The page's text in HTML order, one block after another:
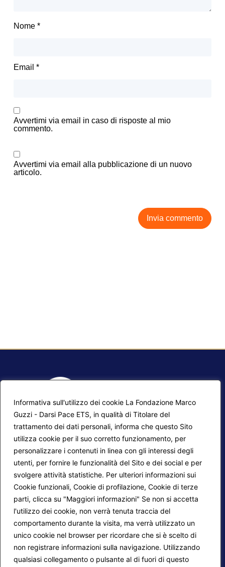
Informativa sull'utilizzo dei cookie La Fondazione Marco
Guzzi - Darsi Pace ETS, in qualità di Titolare del
trattamento dei dati personali, informa che questo Sito
utilizza cookie per il suo corretto funzionamento, per
personalizzare i contenuti in linea con gli interessi degli
utenti, per fornire le funzionalità del Sito e dei social e per
svolgere attività statistiche. Per ulteriori informazioni sui
Cookie funzionali, Cookie di profilazione, Cookie di terze
parti, clicca su "Maggiori informazioni" Se non si accetta
l'utilizzo dei cookie, non verrà tenuta traccia del
comportamento durante la visita, ma verrà utilizzato un
unico cookie nel browser per ricordare che si è scelto di
non registrare informazioni sulla navigazione. Utilizzando
qualsiasi collegamento o pulsante al di fuori di questo
Nome *
Email *
Avvertimi via email in caso di risposte al mio
commento.
Avvertimi via email alla pubblicazione di un nuovo
articolo.
Mappa del sito
Progetti Darsi Pace
Login redattori
Calendario corsi
Privacy Policy
Cookie Policy
Seguici su: